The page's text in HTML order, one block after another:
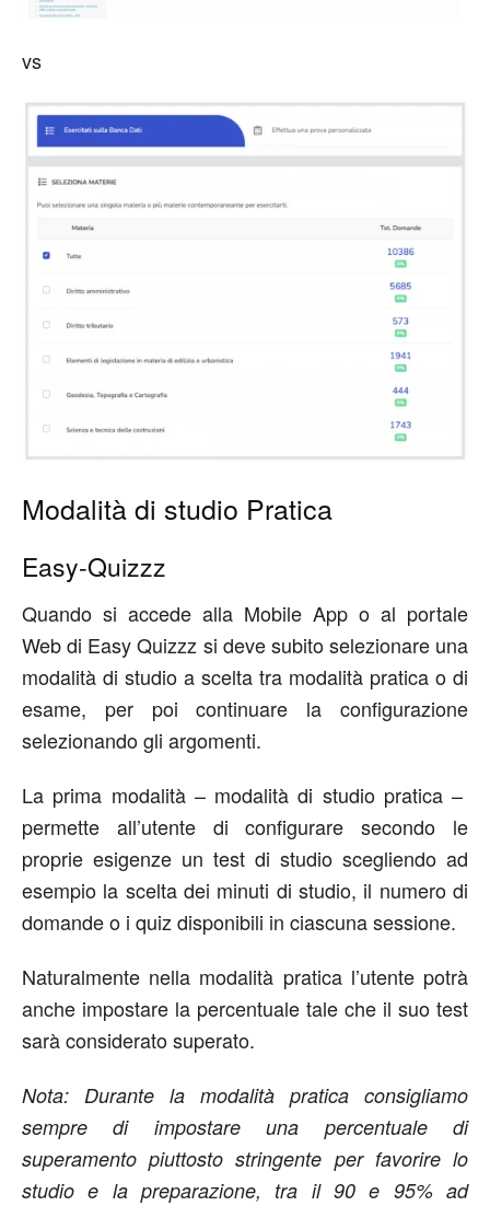
vs
Modalità di studio Pratica
Easy-Quizzz
Quando si accede alla Mobile App o al portale
Web di Easy Quizzz si deve subito selezionare una
modalità di studio a scelta tra modalità pratica o di
esame, per poi continuare la configurazione
selezionando gli argomenti.
La prima modalità – modalità di studio pratica –
permette all’utente di configurare secondo le
proprie esigenze un test di studio scegliendo ad
esempio la scelta dei minuti di studio, il numero di
domande o i quiz disponibili in ciascuna sessione.
Naturalmente nella modalità pratica l’utente potrà
anche impostare la percentuale tale che il suo test
sarà considerato superato.
Nota: Durante la modalità pratica consigliamo
sempre di impostare una percentuale di
superamento piuttosto stringente per favorire lo
studio e la preparazione, tra il 90 e 95% ad